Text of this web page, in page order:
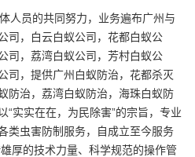
人员的共同努力，业务遍布广州与
司，白云白蚁公司，花都白蚁公
司，荔湾白蚁公司，芳村白蚁公
司，提供广州白蚁防治，花都杀灭
防治，荔湾白蚁防治，海珠白蚁防
“实实在在，为民除害”的宗旨，专业
类虫害防制服务，自成立至今服务
厚的技术力量、科学规范的操作管